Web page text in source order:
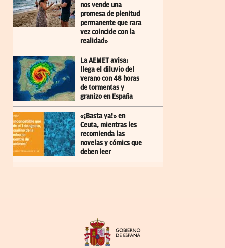
nos vende una
promesa de plenitud
permanente que rara
vez coincide con la
realidad»
La AEMET avisa:
llega el diluvio del
verano con 48 horas
de tormentas y
granizo en España
«¡Basta ya!» en
Ceuta, mientras les
recomienda las
novelas y cómics que
deben leer